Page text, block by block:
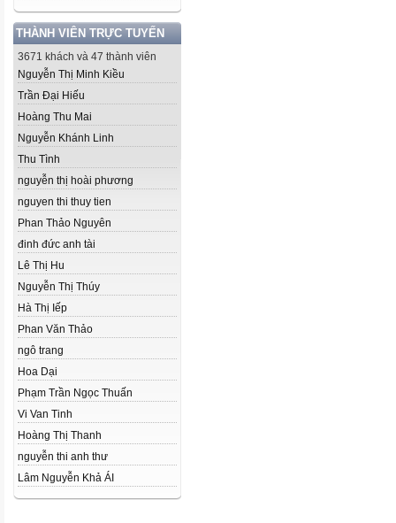
THÀNH VIÊN TRỰC TUYẾN
3671 khách và 47 thành viên
Nguyễn Thị Minh Kiều
Trần Đại Hiếu
Hoàng Thu Mai
Nguyễn Khánh Linh
Thu Tình
nguyễn thị hoài phương
nguyen thi thuy tien
Phan Thảo Nguyên
đinh đức anh tài
Lê Thị Hu
Nguyễn Thị Thúy
Hà Thị Iếp
Phan Văn Thảo
ngô trang
Hoa Dại
Phạm Trần Ngọc Thuấn
Vi Van Tinh
Hoàng Thị Thanh
nguyễn thi anh thư
Lâm Nguyễn Khả ÁI